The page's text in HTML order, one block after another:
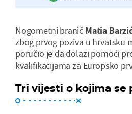
Nogometni branič Matia
zbog prvog poziva u hrvatsku
poručio je da dolazi pomoći
kvalifikacijama za Europsko
Tri vijesti o kojima se